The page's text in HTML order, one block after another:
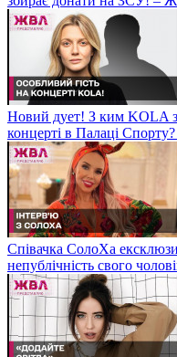
Новий дует! З ким KOLA
концерті в Палаці
Співачка СолоХа
непублічність свого